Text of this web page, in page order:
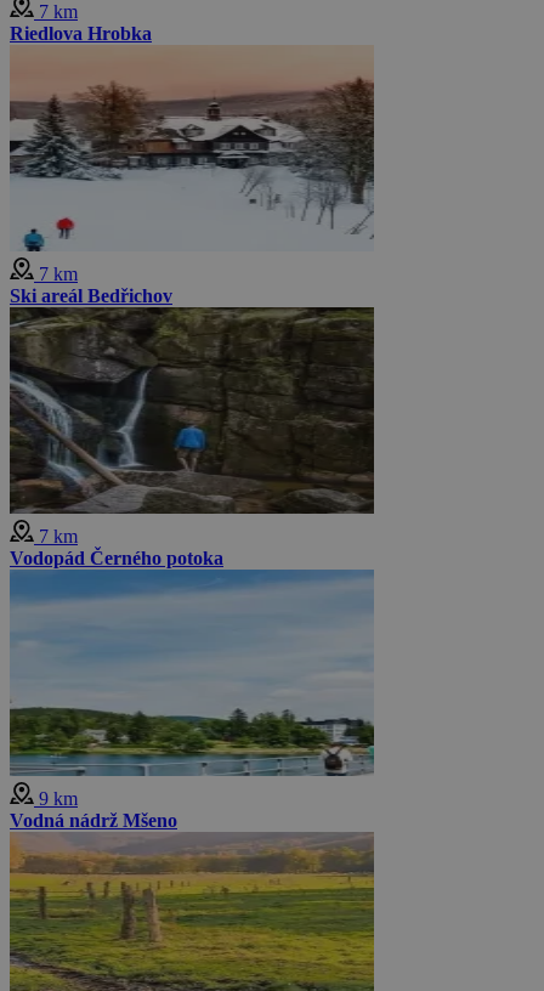
7 km
Riedlova Hrobka
7 km
Ski areál Bedřichov
7 km
Vodopád Černého potoka
9 km
Vodná nádrž Mšeno